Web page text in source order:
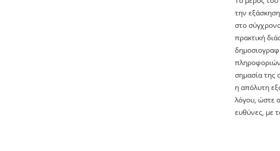
την
στο
πρακτική
σημασία της
η απόλυτη
λόγου, ώστε
ευθύνες, με